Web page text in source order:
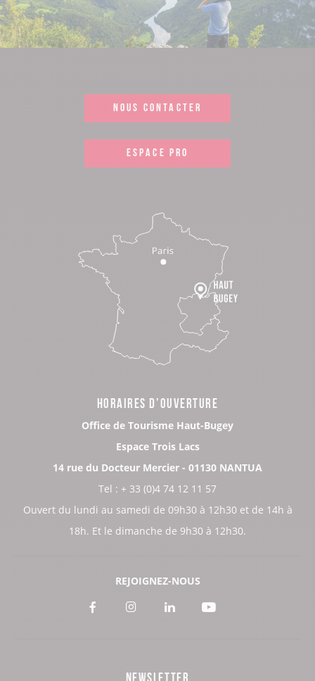
NOUS CONTACTER
ESPACE PRO
HORAIRES D’OUVERTURE
Office de Tourisme Haut-Bugey
Espace Trois Lacs
14 rue du Docteur Mercier - 01130 NANTUA
Tel : + 33 (0)4 74 12 11 57
Ouvert du lundi au samedi de 09h30 à 12h30 et de 14h à
18h. Et le dimanche de 9h30 à 12h30.
REJOIGNEZ-NOUS
Voir
Voir Voir Voir
NEWSLETTER